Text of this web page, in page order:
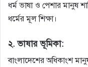
ধর্ম ভাষা ও পেশার মানুষ
ধর্মের মূল শিক্ষা।
২. ভাষার ভূমিকা:
বাংলাদেশের অধিকাংশ